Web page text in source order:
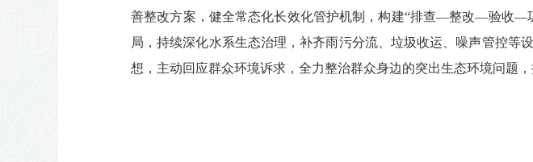
善整改方案，健全常态化长效化管护机制，构建“排查—整改—验收—
局，持续深化水系生态治理，补齐雨污分流、垃圾收运、噪声管控等
想，主动回应群众环境诉求，全力整治群众身边的突出生态环境问题